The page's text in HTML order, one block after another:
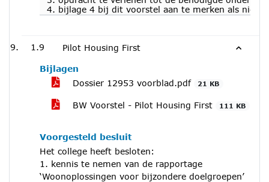
4. bijlage 4 bij dit voorstel aan te merken als niet
1.9 Pilot Housing First
Bijlagen
Dossier 12953 voorblad.pdf
21 KB
BW Voorstel - Pilot Housing First 111 KB
Voorgesteld besluit
Het college heeft besloten:
1. kennis te nemen van de rapportage
‘Woonoplossingen voor bijzondere doelgroepen’